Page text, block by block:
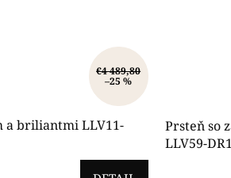
€4 489,80
–25 %
a briliantmi LLV11-
Prsteň so
LLV59-